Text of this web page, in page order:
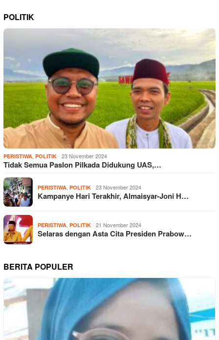
POLITIK
PERISTIWA, POLITIK 23 November 2024
Tidak Semua Paslon Pilkada Didukung UAS,…
PERISTIWA, POLITIK 23 November 2024
Kampanye Hari Terakhir, Almaisyar-Joni H…
PERISTIWA, POLITIK 21 November 2024
Selaras dengan Asta Cita Presiden Prabow…
BERITA POPULER